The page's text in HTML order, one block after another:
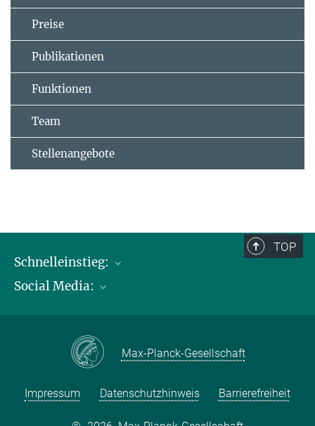
Preise
Publikationen
Funktionen
Team
Stellenangebote
TOP
Schnelleinstieg:
Publikationen
Kontakt und Anfahrtsbeschreibung
Social Media:
Max-Planck-Gesellschaft
Impressum Datenschutzhinweis Barrierefreiheit